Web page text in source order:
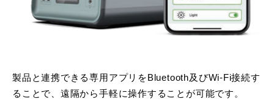
製品と連携できる専用アプリをBluetooth及びWi-Fi接続す
ることで、遠隔から手軽に操作することが可能です。